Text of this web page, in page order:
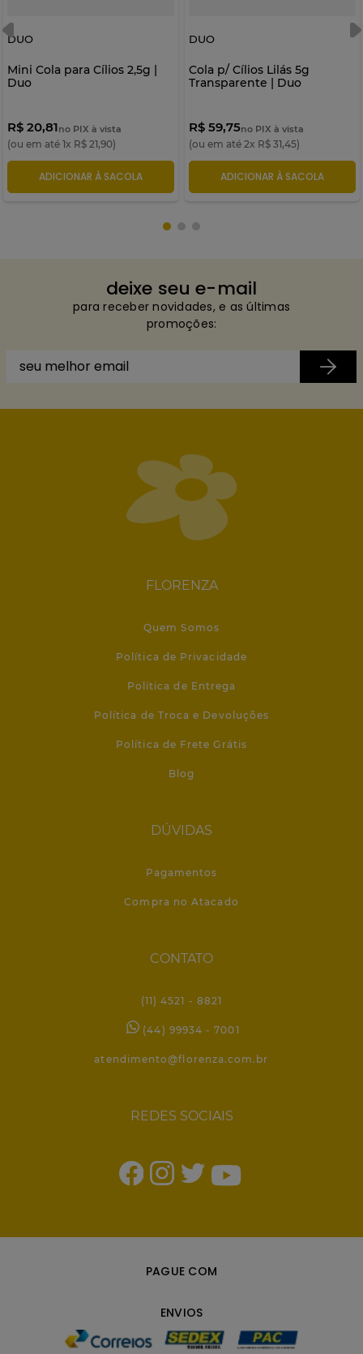
DUO
Mini Cola para Cílios 2,5g |
Duo
R$ 20,81no PIX à vista
(ou em até 1x R$ 21,90)
ADICIONAR À SACOLA
DUO
Cola p/ Cílios Lilás 5g
Transparente | Duo
R$ 59,75no PIX à vista
(ou em até 2x R$ 31,45)
ADICIONAR À SACOLA
deixe seu e-mail
para receber novidades, e as últimas
promoções:
FLORENZA
Quem Somos
Política de Privacidade
Política de Entrega
Política de Troca e Devoluções
Política de Frete Grátis
Blog
DÚVIDAS
Pagamentos
Compra no Atacado
CONTATO
(11) 4521 - 8821
(44) 99934 - 7001
atendimento@florenza.com.br
REDES SOCIAIS
PAGUE COM
ENVIOS